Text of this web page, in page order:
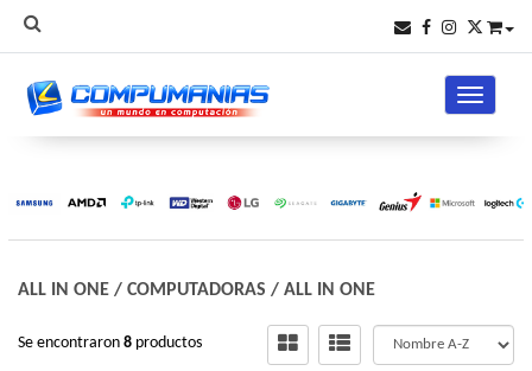
Toggle
ALL IN ONE / COMPUTADORAS / ALL IN ONE
Se encontraron 8 productos